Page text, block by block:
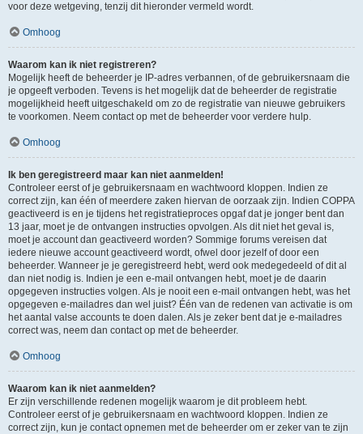
voor deze wetgeving, tenzij dit hieronder vermeld wordt.
Omhoog
Waarom kan ik niet registreren?
Mogelijk heeft de beheerder je IP-adres verbannen, of de gebruikersnaam die
je opgeeft verboden. Tevens is het mogelijk dat de beheerder de registratie
mogelijkheid heeft uitgeschakeld om zo de registratie van nieuwe gebruikers
te voorkomen. Neem contact op met de beheerder voor verdere hulp.
Omhoog
Ik ben geregistreerd maar kan niet aanmelden!
Controleer eerst of je gebruikersnaam en wachtwoord kloppen. Indien ze
correct zijn, kan één of meerdere zaken hiervan de oorzaak zijn. Indien COPPA
geactiveerd is en je tijdens het registratieproces opgaf dat je jonger bent dan
13 jaar, moet je de ontvangen instructies opvolgen. Als dit niet het geval is,
moet je account dan geactiveerd worden? Sommige forums vereisen dat
iedere nieuwe account geactiveerd wordt, ofwel door jezelf of door een
beheerder. Wanneer je je geregistreerd hebt, werd ook medegedeeld of dit al
dan niet nodig is. Indien je een e-mail ontvangen hebt, moet je de daarin
opgegeven instructies volgen. Als je nooit een e-mail ontvangen hebt, was het
opgegeven e-mailadres dan wel juist? Één van de redenen van activatie is om
het aantal valse accounts te doen dalen. Als je zeker bent dat je e-mailadres
correct was, neem dan contact op met de beheerder.
Omhoog
Waarom kan ik niet aanmelden?
Er zijn verschillende redenen mogelijk waarom je dit probleem hebt.
Controleer eerst of je gebruikersnaam en wachtwoord kloppen. Indien ze
correct zijn, kun je contact opnemen met de beheerder om er zeker van te zijn